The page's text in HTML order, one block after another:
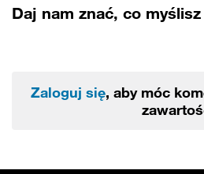
Daj nam znać, co myślisz
Zaloguj się, aby móc